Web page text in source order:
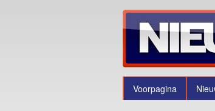
Voorpagina